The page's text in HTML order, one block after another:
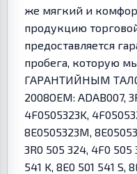
же мягкий и
продукцию
предоставляется
пробега, которую
ГАРАНТИЙНЫМ
2008OEM: ADAB007,
4F0505323K,
8E0505323M,
3R0 505 324, 4F0 505
541 K, 8E0 501 541 S,